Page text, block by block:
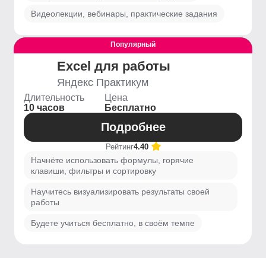
Видеолекции, вебинары, практические задания
Выгодный
Популярный
Excel для работы
Яндекс Практикум
Длительность
10 часов
Цена
Бесплатно
Подробнее
Рейтинг4.40
Начнёте использовать формулы, горячие
клавиши, фильтры и сортировку
Научитесь визуализировать результаты своей
работы
Будете учиться бесплатно, в своём темпе